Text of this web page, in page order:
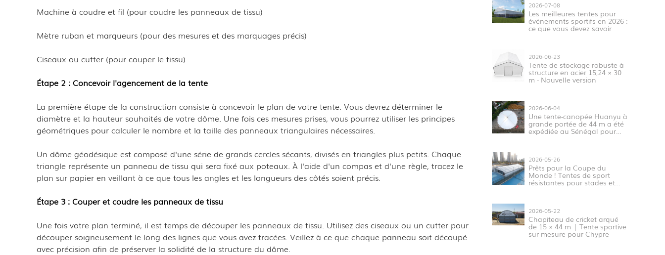
2026-07-08
Les meilleures tentes pour
événements sportifs en 2026 :
ce que vous devez savoir
2026-06-23
Tente de stockage robuste à
structure en acier 15,24 × 30
m - Nouvelle version
2026-06-04
Une tente-canopée Huanyu à
grande portée de 44 m a été
expédiée au Sénégal pour
2026-05-26
Prêts pour la Coupe du
Monde ! Tentes de sport
résistantes pour stades et
2026-05-22
Chapiteau de cricket arqué
de 15 × 44 m | Tente sportive
sur mesure pour Chypre
Machine à coudre et fil (pour coudre les panneaux de tissu)
Mètre ruban et marqueurs (pour des mesures et des marquages ​​précis)
Ciseaux ou cutter (pour couper le tissu)
Étape 2 : Concevoir l'agencement de la tente
La première étape de la construction consiste à concevoir le plan de votre tente. Vous devrez déterminer le
diamètre et la hauteur souhaités de votre dôme. Une fois ces mesures prises, vous pourrez utiliser les principes
géométriques pour calculer le nombre et la taille des panneaux triangulaires nécessaires.
Un dôme géodésique est composé d'une série de grands cercles sécants, divisés en triangles plus petits. Chaque
triangle représente un panneau de tissu qui sera fixé aux poteaux. À l'aide d'un compas et d'une règle, tracez le
plan sur papier en veillant à ce que tous les angles et les longueurs des côtés soient précis.
Étape 3 : Couper et coudre les panneaux de tissu
Une fois votre plan terminé, il est temps de découper les panneaux de tissu. Utilisez des ciseaux ou un cutter pour
découper soigneusement le long des lignes que vous avez tracées. Veillez à ce que chaque panneau soit découpé
avec précision afin de préserver la solidité de la structure du dôme.